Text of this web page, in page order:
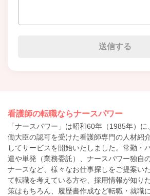
看護師の転職ならナースパワー
「ナースパワー」は昭和60年（1985年）
働大臣の認可を受けた看護師専門の人材紹
してサービスを開始いたしました。常勤・
遣や単発（業務委託）、ナースパワー独自
ナースなど、様々なお仕事探しをご提案い
て転職を考えている方や、採用情報が知り
策はもちろん、履歴書作成など転職・就職